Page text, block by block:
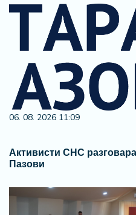
06. 08. 2026 11:09
Активисти СНС
Пазови